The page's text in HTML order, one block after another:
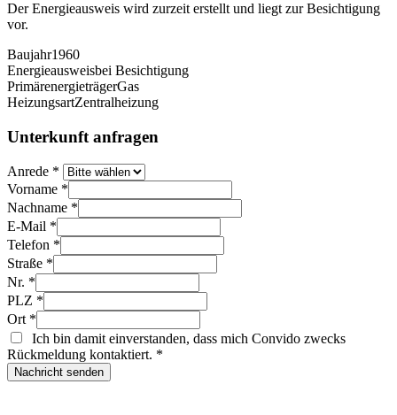
Der Energieausweis wird zurzeit erstellt und liegt zur Besichtigung
vor.
Baujahr1960
Energieausweisbei Besichtigung
PrimärenergieträgerGas
HeizungsartZentralheizung
Unterkunft anfragen
Anrede *
Vorname *
Nachname *
E-Mail *
Telefon *
Straße *
Nr. *
PLZ *
Ort *
Ich bin damit einverstanden, dass mich Convido zwecks
Rückmeldung kontaktiert. *
Nachricht senden